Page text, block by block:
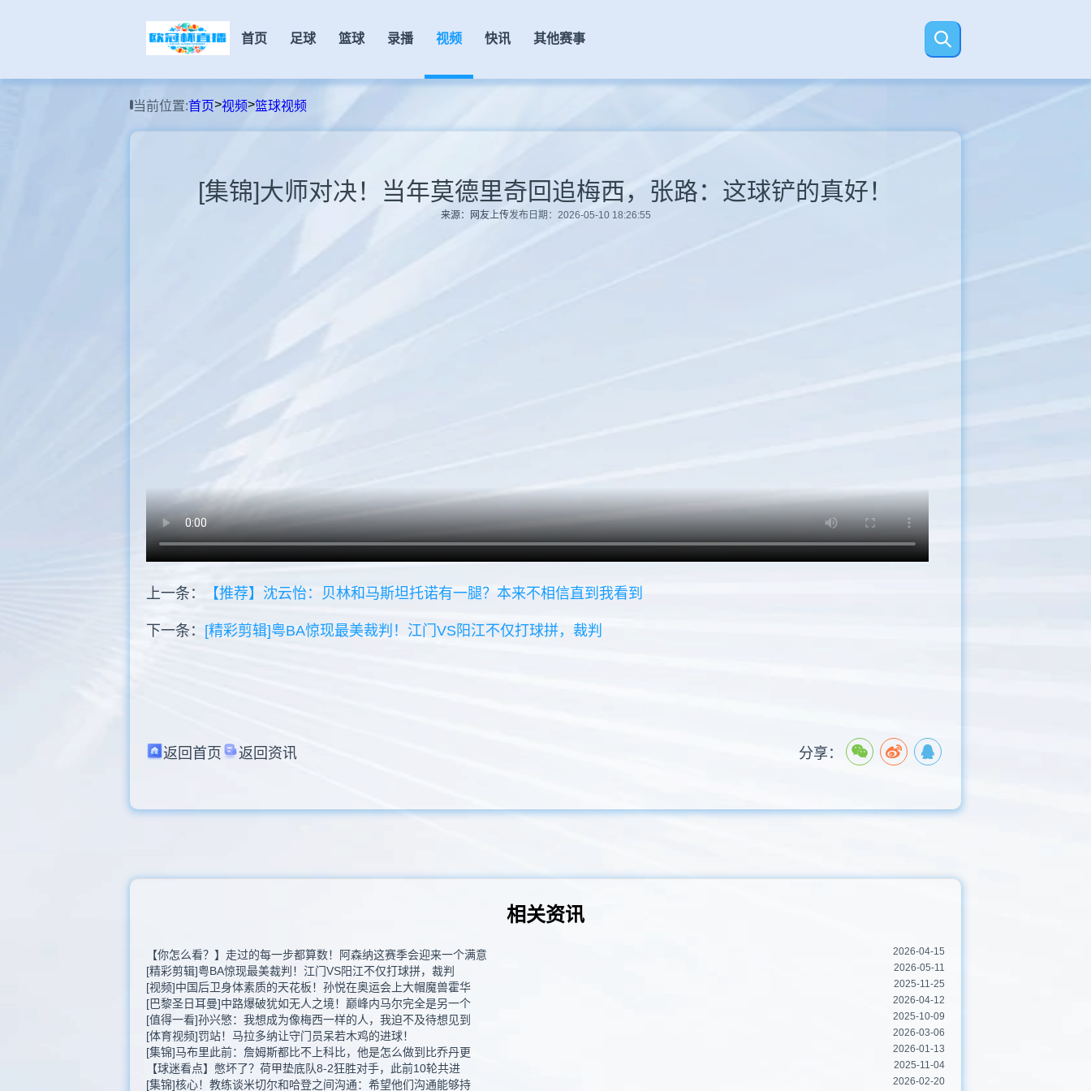
首页 足球 篮球 录播 视频 快讯 其他赛事
当前位置:首页>视频>篮球视频
[集锦]大师对决！当年莫德里奇回追梅西，张路：这球铲的真好！
来源：网友上传发布日期：2026-05-10 18:26:55
上一条： 【推荐】沈云怡：贝林和马斯坦托诺有一腿？本来不相信直到我看到
下一条： [精彩剪辑]粤BA惊现最美裁判！江门VS阳江不仅打球拼，裁判
返回首页 返回资讯 分享：
相关资讯
【你怎么看？】走过的每一步都算数！阿森纳这赛季会迎来一个满意 2026-04-15
[精彩剪辑]粤BA惊现最美裁判！江门VS阳江不仅打球拼，裁判 2026-05-11
[视频]中国后卫身体素质的天花板！孙悦在奥运会上大帽魔兽霍华 2025-11-25
[巴黎圣日耳曼]中路爆破犹如无人之境！巅峰内马尔完全是另一个 2026-04-12
[值得一看]孙兴慜：我想成为像梅西一样的人，我迫不及待想见到 2025-10-09
[体育视频]罚站！马拉多纳让守门员呆若木鸡的进球！ 2026-03-06
[集锦]马布里此前：詹姆斯都比不上科比，他是怎么做到比乔丹更 2026-01-13
【球迷看点】憋坏了？荷甲垫底队8-2狂胜对手，此前10轮共进 2025-11-04
[集锦]核心！教练谈米切尔和哈登之间沟通：希望他们沟通能够持 2026-02-20